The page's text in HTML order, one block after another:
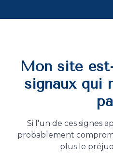
Mon site
signaux qui
Si l'un de ces signes
probablement
plus le